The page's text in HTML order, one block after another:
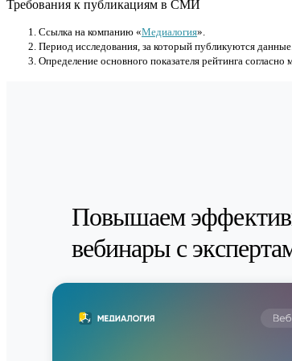
Требования к публикациям в СМИ
Cсылка на компанию «Медиалогия».
Период исследования, за который публикуются
Определение основного показателя рейтинга согласно
Повышаем
вебинары с